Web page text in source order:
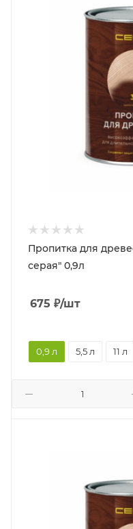
Пропитка для
серая" 0,9л
675 ₽/шт
0,9 л 5,5 л 11 л